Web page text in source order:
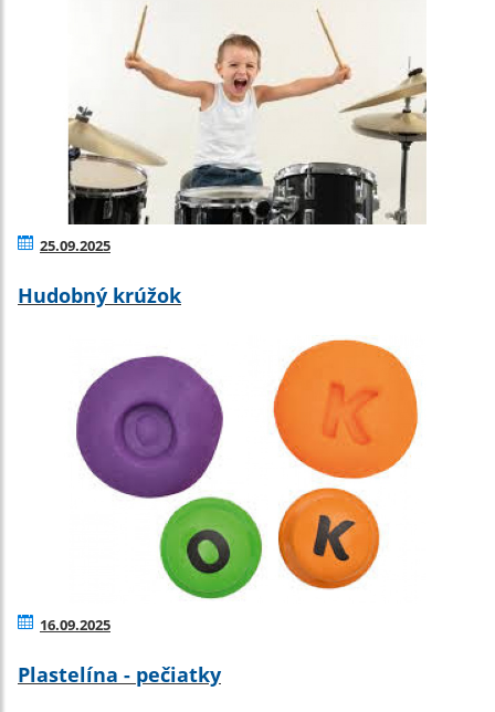
25.09.2025
Hudobný krúžok
16.09.2025
Plastelína - pečiatky